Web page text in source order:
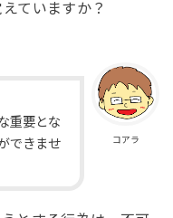
ていますか？
コアラ
重要とな
できませ